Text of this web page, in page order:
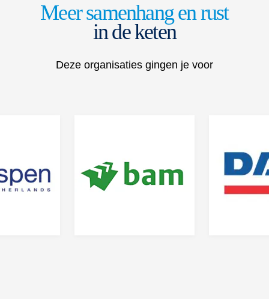
Meer samenhang en rust
in de keten
Deze organisaties gingen je voor